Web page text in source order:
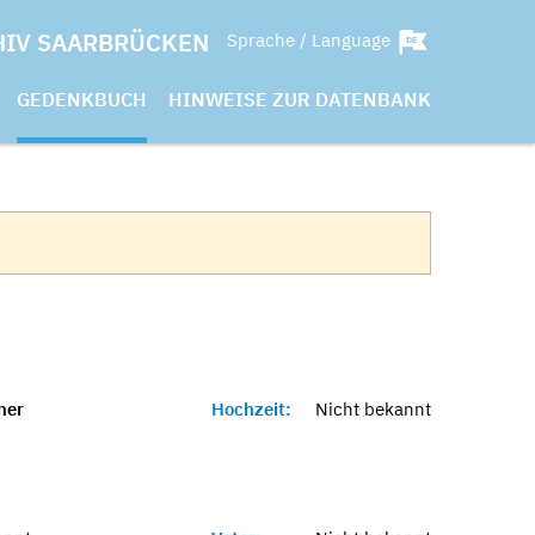
SAARBRÜCKEN Sprache / Language
GEDENKBUCH HINWEISE ZUR DATENBANK
Hochzeit: Nicht bekannt